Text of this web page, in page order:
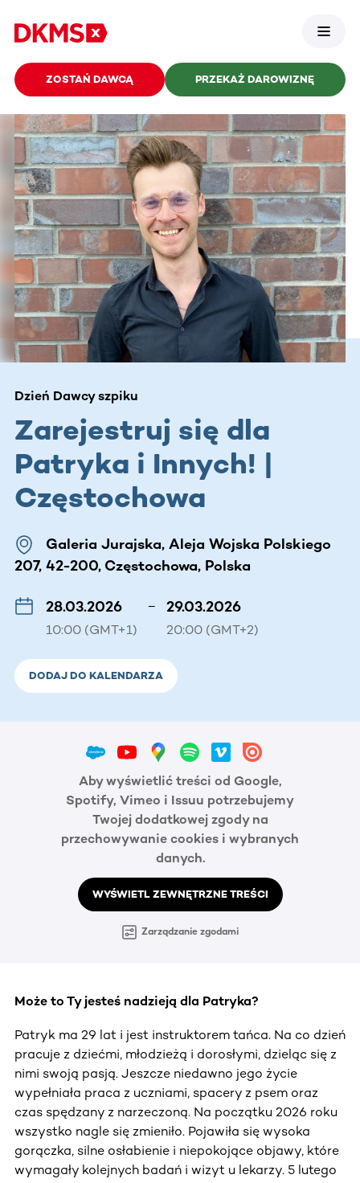
ZOSTAŃ DAWCĄ PRZEKAŻ DAROWIZNĘ
Dzień Dawcy szpiku
Zarejestruj się dla
Patryka i Innych! |
Częstochowa
Galeria Jurajska, Aleja Wojska Polskiego
207, 42-200, Częstochowa, Polska
28.03.2026
10:00 (GMT+1)
– 29.03.2026
20:00 (GMT+2)
DODAJ DO KALENDARZA
Aby wyświetlić treści od Google,
Spotify, Vimeo i Issuu potrzebujemy
Twojej dodatkowej zgody na
przechowywanie cookies i wybranych
danych.
WYŚWIETL ZEWNĘTRZNE TREŚCI
Zarządzanie zgodami
Może to Ty jesteś nadzieją dla Patryka?
Patryk ma 29 lat i jest instruktorem tańca. Na co dzień
pracuje z dziećmi, młodzieżą i dorosłymi, dzieląc się z
nimi swoją pasją. Jeszcze niedawno jego życie
wypełniała praca z uczniami, spacery z psem oraz
czas spędzany z narzeczoną. Na początku 2026 roku
wszystko nagle się zmieniło. Pojawiła się wysoka
gorączka, silne osłabienie i niepokojące objawy, które
wymagały kolejnych badań i wizyt u lekarzy. 5 lutego